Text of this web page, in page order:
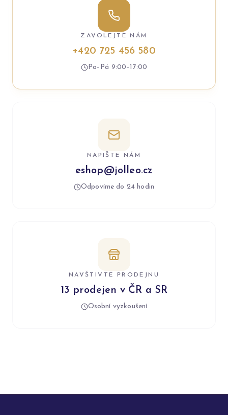
ZAVOLEJTE NÁM
+420 725 456 580
Po–Pá 9:00–17:00
NAPIŠTE NÁM
eshop@jolleo.cz
Odpovíme do 24 hodin
NAVŠTIVTE PRODEJNU
13 prodejen v ČR a SR
Osobní vyzkoušení